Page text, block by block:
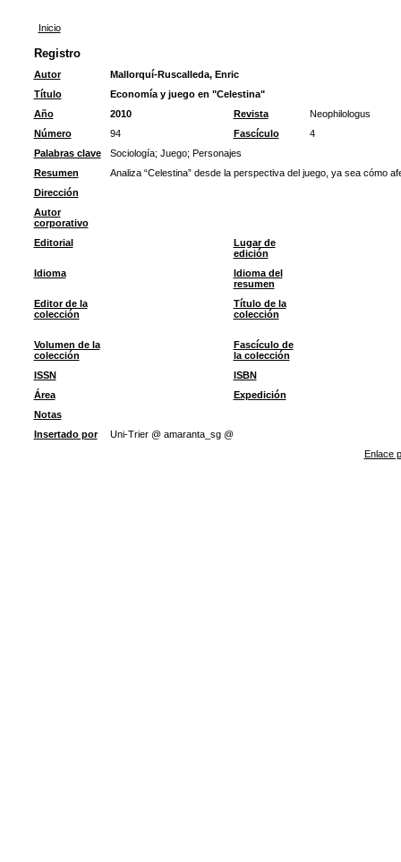
Inicio
Registro
Autor
Mallorquí-Ruscalleda, Enric
Título
Economía y juego en "Celestina"
Año
2010 Revista
Neophilologus
Número
94 Fascículo
4
Palabras clave
Sociología; Juego; Personajes
Resumen
Analiza “Celestina” desde la perspectiva del juego, ya sea cómo
Dirección
Autor
corporativo
Editorial
Lugar de
edición
Idioma
Idioma del
resumen
Editor de la
colección
Título de la
colección
Volumen de la
colección
Fascículo de
la colección
ISSN
ISBN
Área
Expedición
Notas
Insertado por
Uni-Trier @ amaranta_sg @
Enlace